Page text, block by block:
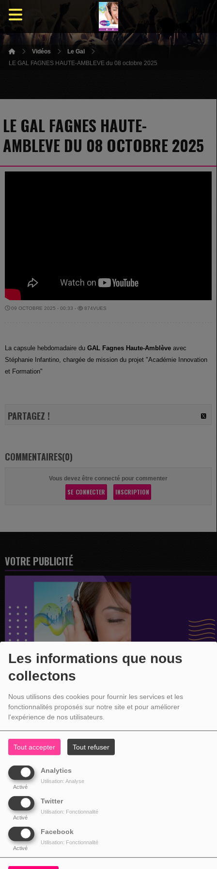
Les informations que nous
collectons
Nous utilisons des cookies pour fournir les services et les
fonctionnalités proposés sur notre site et pour améliorer
l'expérience de nos utilisateurs.
Tout accepter Tout refuser
Analytics
Activé
Utilisation: Analyse
Twitter
Activé
Utilisation: Fonctionnalité
Facebook
Activé
Utilisation: Fonctionnalité
Vidéos
Le Gal
LE GAL FAGNES HAUTE-AMBLEVE du 08 octobre 2025
LE GAL FAGNES HAUTE-
AMBLEVE DU 08 OCTOBRE 2025
09 OCTOBRE 2025 - 00:33 - 874VUES
La capsule hebdomadaire du GAL Fagnes Haute-Amblève avec
Stéphanie Infantino, chargée de mission du projet "Académie Innovation
et Formation"
PARTAGEZ !
COMMENTAIRES(0)
Vous devez être connecté pour commenter
SE CONNECTER INSCRIPTION
VOTRE PUBLICITÉ